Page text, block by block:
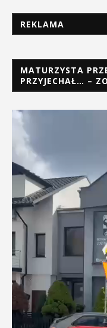
REKLAMA
MATURZYSTA
PRZYJECHAŁ… –
Odtwarzacz